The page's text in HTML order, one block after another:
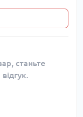
станьте